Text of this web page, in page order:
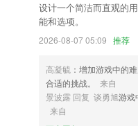
新版更新简介：
优化资讯模块
以上就是letou.cm的介绍，如
打分评论，说出您的使用经历
设计一个简洁而直观的
能和选项。
2026-08-07 05:09 推荐
高凝毓 ：增加游戏中的
合适的挑战。
来自
景波露 回复 谈勇旭游戏
来自